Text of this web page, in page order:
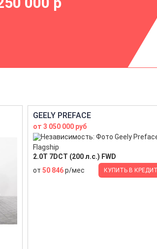
GEELY PREFACE
от 3 050 000 руб
Flagship
2.0T 7DCT (200 л.с.) FWD
от 50 846р/мес КУПИТЬ В КРЕДИТ